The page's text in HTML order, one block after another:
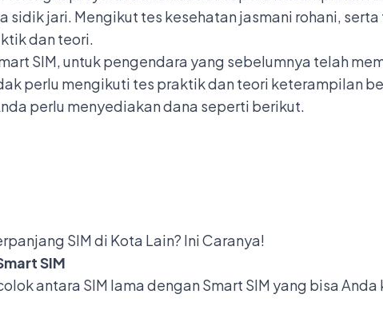
sidik jari. Mengikut tes kesehatan jasmani rohani,
dan teori.
SIM, untuk pengendara yang sebelumnya telah
perlu mengikuti tes praktik dan teori keterampilan
perlu menyediakan dana seperti berikut.
SIM di Kota Lain? Ini Caranya!
SIM
antara SIM lama dengan Smart SIM yang bisa